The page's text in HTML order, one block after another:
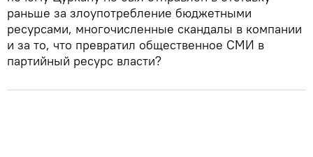
раньше за злоупотребление бюджетными
ресурсами, многочисленные скандалы в компании
и за то, что превратил общественное СМИ в
партийный ресурс власти?